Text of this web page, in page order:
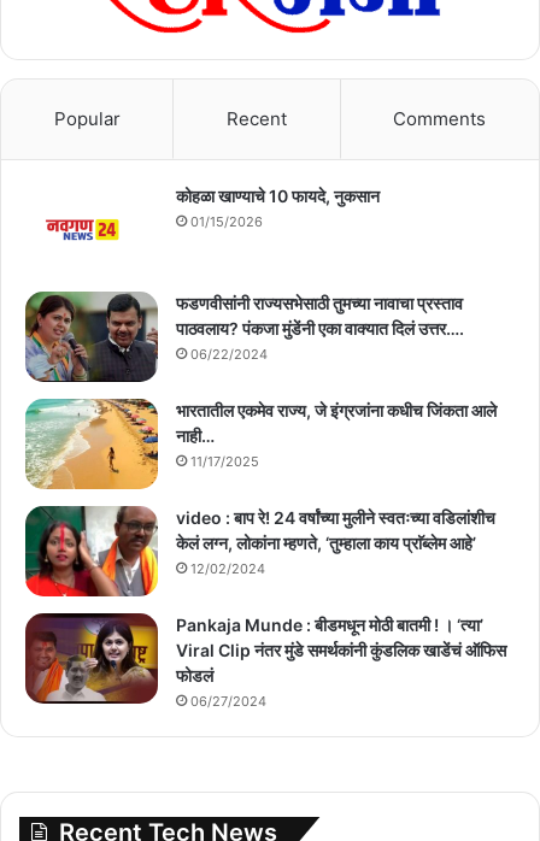
Popular Recent Comments
कोहळा खाण्याचे 10 फायदे, नुकसान
01/15/2026
फडणवीसांनी राज्यसभेसाठी तुमच्या नावाचा प्रस्ताव
पाठवलाय? पंकजा मुंडेंनी एका वाक्यात दिलं उत्तर….
06/22/2024
भारतातील एकमेव राज्य, जे इंग्रजांना कधीच जिंकता आले
नाही…
11/17/2025
video : बाप रे! 24 वर्षांच्या मुलीने स्वतःच्या वडिलांशीच
केलं लग्न, लोकांना म्हणते, ‘तुम्हाला काय प्राॅब्लेम आहे’
12/02/2024
Pankaja Munde : बीडमधून मोठी बातमी ! । ‘त्या’
Viral Clip नंतर मुंडे समर्थकांनी कुंडलिक खाडेंचं ऑफिस
फोडलं
06/27/2024
Recent Tech News